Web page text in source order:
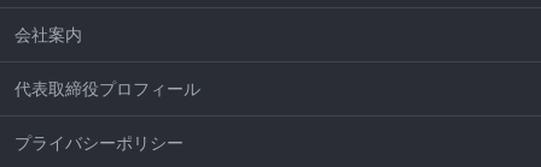
会社案内
代表取締役プロフィール
プライバシーポリシー